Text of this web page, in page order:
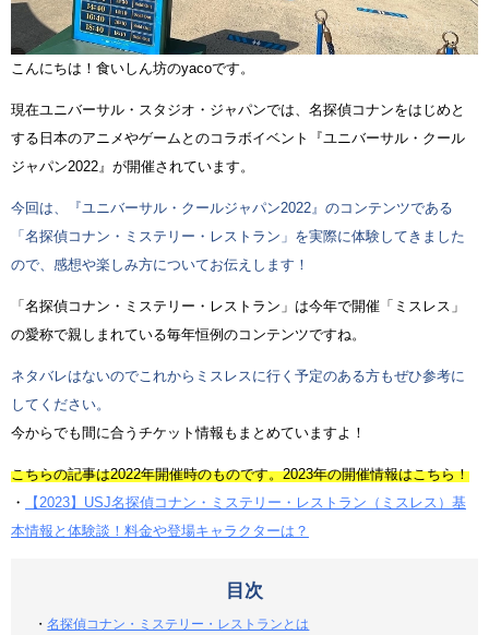
こんにちは！食いしん坊のyacoです。
現在ユニバーサル・スタジオ・ジャパンでは、名探偵コナンをはじめと
する日本のアニメやゲームとのコラボイベント『ユニバーサル・クール
ジャパン2022』が開催されています。
今回は、『ユニバーサル・クールジャパン2022』のコンテンツである
「名探偵コナン・ミステリー・レストラン」を実際に体験してきました
ので、感想や楽しみ方についてお伝えします！
「名探偵コナン・ミステリー・レストラン」は今年で開催「ミスレス」
の愛称で親しまれている毎年恒例のコンテンツですね。
ネタバレはないのでこれからミスレスに行く予定のある方もぜひ参考に
してください。
今からでも間に合うチケット情報もまとめていますよ！
こちらの記事は2022年開催時のものです。2023年の開催情報はこちら！
・
【2023】USJ名探偵コナン・ミステリー・レストラン（ミスレス）基
本情報と体験談！料金や登場キャラクターは？
目次
・名探偵コナン・ミステリー・レストランとは